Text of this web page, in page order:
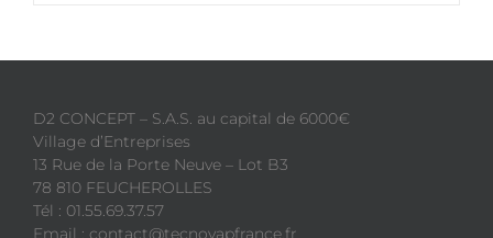
D2 CONCEPT – S.A.S. au capital de 6000€
Village d’Entreprises
13 Rue de la Porte Neuve – Lot B3
78 810 FEUCHEROLLES
Tél : 01.55.69.37.57
Email : contact@tecnovapfrance.fr